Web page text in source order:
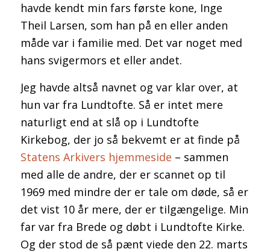
havde kendt min fars første kone, Inge
Theil Larsen, som han på en eller anden
måde var i familie med. Det var noget med
hans svigermors et eller andet.
Jeg havde altså navnet og var klar over, at
hun var fra Lundtofte. Så er intet mere
naturligt end at slå op i Lundtofte
Kirkebog, der jo så bekvemt er at finde på
Statens Arkivers hjemmeside – sammen
med alle de andre, der er scannet op til
1969 med mindre der er tale om døde, så er
det vist 10 år mere, der er tilgængelige. Min
far var fra Brede og døbt i Lundtofte Kirke.
Og der stod de så pænt viede den 22. marts